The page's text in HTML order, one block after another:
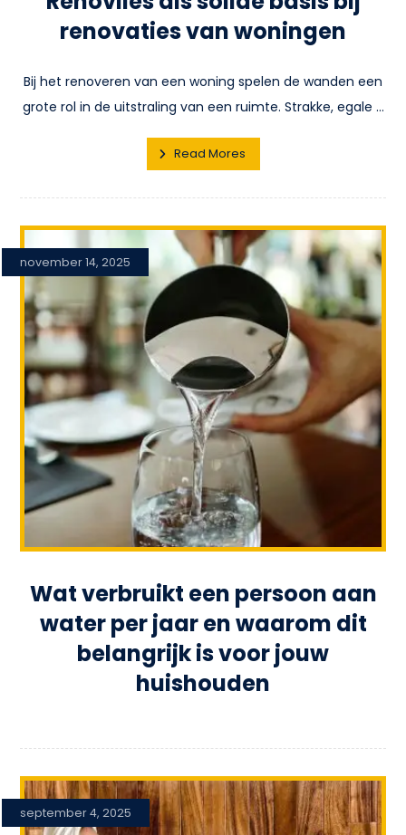
renovaties van woningen
Bij het renoveren van een woning spelen de wanden een
grote rol in de uitstraling van een ruimte. Strakke, egale ...
Read Mores
Wat verbruikt een persoon aan
water per jaar en waarom dit
belangrijk is voor jouw
huishouden
november 14, 2025
september 4, 2025